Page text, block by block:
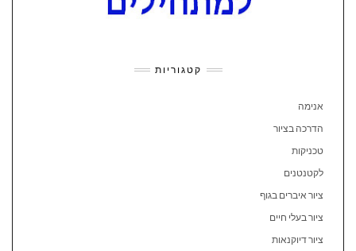
קטגוריות
אנימה
הדרכה בציור
טכניקות
לקטנטנים
ציור איברים בגוף
ציור בעלי חיים
ציור דיוקנאות